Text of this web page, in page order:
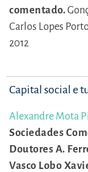
comentado.
Carlos Lopes
2012
Capital social e
Alexandre Mota
Sociedades
Doutores A.
Vasco Lobo